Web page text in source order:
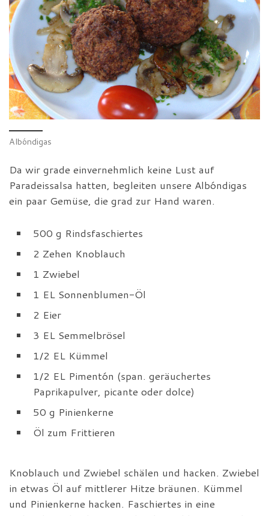
Albóndigas
Da wir grade einvernehmlich keine Lust auf
Paradeissalsa hatten, begleiten unsere Albóndigas
ein paar Gemüse, die grad zur Hand waren.
500 g Rindsfaschiertes
2 Zehen Knoblauch
1 Zwiebel
1 EL Sonnenblumen-Öl
2 Eier
3 EL Semmelbrösel
1/2 EL Kümmel
1/2 EL Pimentón (span. geräuchertes
Paprikapulver, picante oder dolce)
50 g Pinienkerne
Öl zum Frittieren
Knoblauch und Zwiebel schälen und hacken. Zwiebel
in etwas Öl auf mittlerer Hitze bräunen. Kümmel
und Pinienkerne hacken. Faschiertes in eine